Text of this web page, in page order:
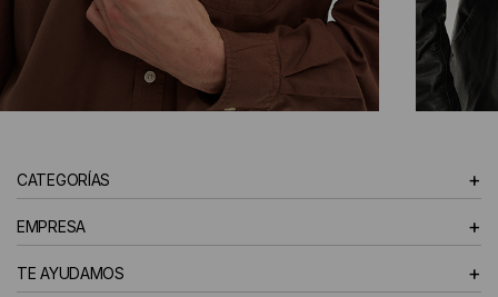
HOMBRE
CATEGORÍAS +
EMPRESA +
TE AYUDAMOS +